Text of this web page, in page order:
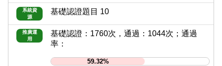
系統資
源
基礎認證題目 10
推廣運
用
基礎認證：1760次，通過：1044次；通過
率：
59.32%